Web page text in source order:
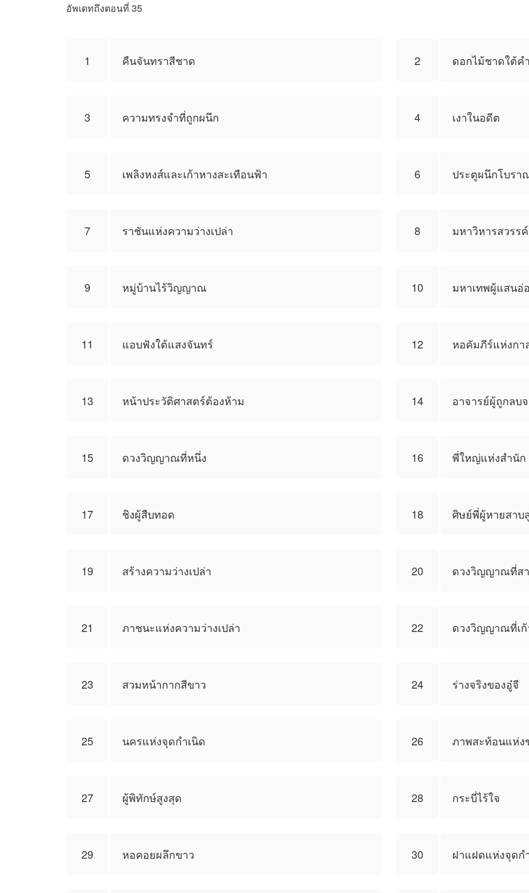
อัพเดทถึงตอนที่ 35
1 คืนจันทราสีชาด 2 ดอกไม้ชาดใต้ค
3 ความทรงจำที่ถูกผนึก 4 เงาในอดีต
5 เพลิงหงส์และเก้าหางสะเทือนฟ้า 6 ประตูผนึกโบรา
7 ราชันแห่งความว่างเปล่า 8 มหาวิหารสวรรค์
9 หมู่บ้านไร้วิญญาณ 10 มหาเทพผู้แสนอ่
11 แอบฟังใต้แสงจันทร์ 12 หอคัมภีร์แห่งกา
13 หน้าประวัติศาสตร์ต้องห้าม 14 อาจารย์ผู้ถูกลบ
15 ดวงวิญญาณที่หนึ่ง 16 พี่ใหญ่แห่งสำนัก
17 ชิงผู้สืบทอด 18 ศิษย์พี่ผู้หายสา
19 สร้างความว่างเปล่า 20 ดวงวิญญาณที่ส
21 ภาชนะแห่งความว่างเปล่า 22 ดวงวิญญาณที่เก้
23 สวมหน้ากากสีขาว 24 ร่างจริงของอู๋จี
25 นครแห่งจุดกำเนิด 26 ภาพสะท้อนแห่ง
27 ผู้พิทักษ์สูงสุด 28 กระบี่ไร้ใจ
29 หอคอยผลึกขาว 30 ฝาแฝดแห่งจุดก